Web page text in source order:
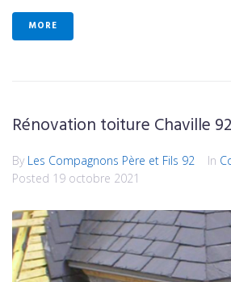
MORE
Rénovation toiture Chaville
By Les Compagnons Père et Fils 92 In
Posted 19 octobre 2021